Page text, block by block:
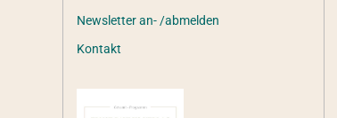
Newsletter an- /abmelden
Kontakt